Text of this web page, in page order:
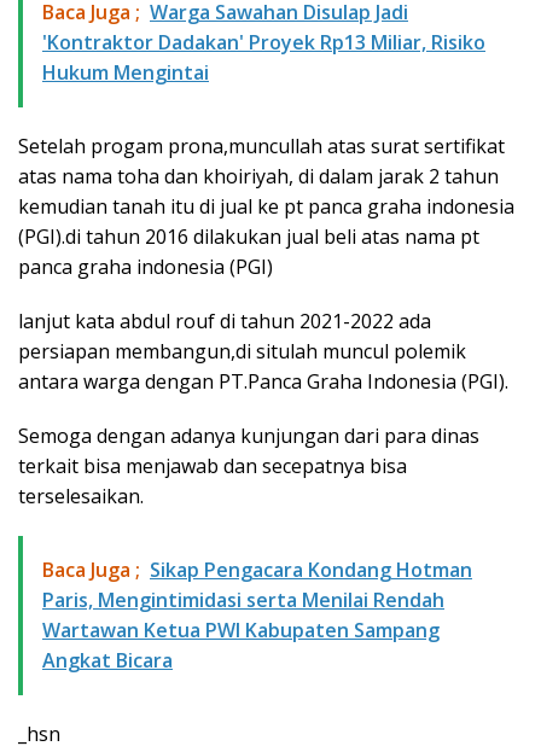
Baca Juga ; Warga Sawahan Disulap Jadi
'Kontraktor Dadakan' Proyek Rp13 Miliar, Risiko
Hukum Mengintai
Setelah progam prona,muncullah atas surat sertifikat
atas nama toha dan khoiriyah, di dalam jarak 2 tahun
kemudian tanah itu di jual ke pt panca graha indonesia
(PGI).di tahun 2016 dilakukan jual beli atas nama pt
panca graha indonesia (PGI)
lanjut kata abdul rouf di tahun 2021-2022 ada
persiapan membangun,di situlah muncul polemik
antara warga dengan PT.Panca Graha Indonesia (PGI).
Semoga dengan adanya kunjungan dari para dinas
terkait bisa menjawab dan secepatnya bisa
terselesaikan.
Baca Juga ; Sikap Pengacara Kondang Hotman
Paris, Mengintimidasi serta Menilai Rendah
Wartawan Ketua PWI Kabupaten Sampang
Angkat Bicara
_hsn